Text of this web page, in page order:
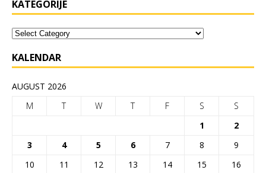
KATEGORIJE
KALENDAR
AUGUST 2026
M
T W T F S
S
1
2
3
4 5 6 7 8
9
10
11 12 13 14 15
16